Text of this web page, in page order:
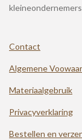
Contact
Algemene
Materiaalgebruik
Privacyverklaring
Bestellen en